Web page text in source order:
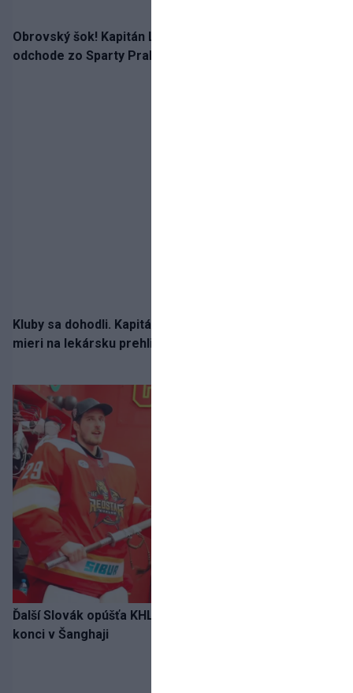
Obrovský šok! Kapitán Lukáš Haraslín je údajne na
odchode zo Sparty Praha
Kluby sa dohodli. Kapitán Sparty Praha Lukáš Haraslín
mieri na lekársku prehliadku
Ďalší Slovák opúšťa KHL. Patrik Rybár sa dohodol na
konci v Šanghaji